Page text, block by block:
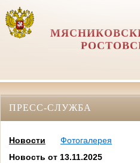
ПРЕСС-СЛУЖБА
Новости
Фотогалерея
Новость от 13.11.2025